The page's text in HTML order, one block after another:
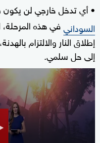
• أي تدخل خارجي لن
السودانيفي هذه
إطلاق النار والالتزام
إلى حل سلمي.